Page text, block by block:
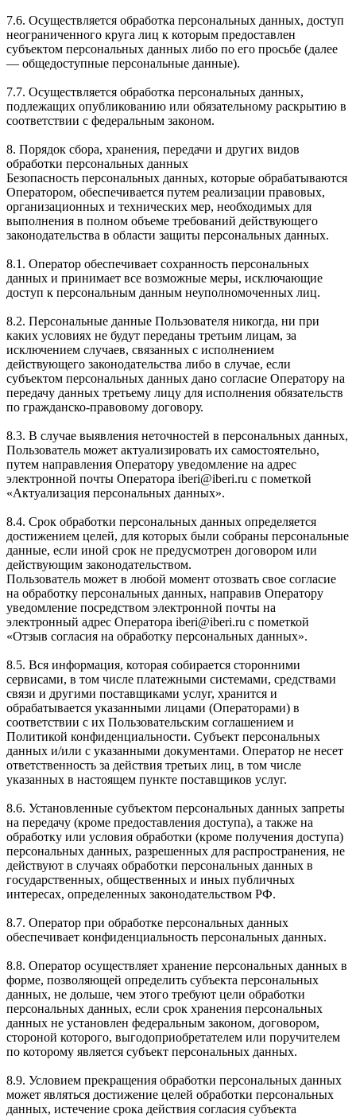
7.6. Осуществляется обработка персональных данных, доступ
неограниченного круга лиц к которым предоставлен
субъектом персональных данных либо по его просьбе (далее
— общедоступные персональные данные).
7.7. Осуществляется обработка персональных данных,
подлежащих опубликованию или обязательному раскрытию в
соответствии с федеральным законом.
8. Порядок сбора, хранения, передачи и других видов
обработки персональных данных
Безопасность персональных данных, которые обрабатываются
Оператором, обеспечивается путем реализации правовых,
организационных и технических мер, необходимых для
выполнения в полном объеме требований действующего
законодательства в области защиты персональных данных.
8.1. Оператор обеспечивает сохранность персональных
данных и принимает все возможные меры, исключающие
доступ к персональным данным неуполномоченных лиц.
8.2. Персональные данные Пользователя никогда, ни при
каких условиях не будут переданы третьим лицам, за
исключением случаев, связанных с исполнением
действующего законодательства либо в случае, если
субъектом персональных данных дано согласие Оператору на
передачу данных третьему лицу для исполнения обязательств
по гражданско-правовому договору.
8.3. В случае выявления неточностей в персональных данных,
Пользователь может актуализировать их самостоятельно,
путем направления Оператору уведомление на адрес
электронной почты Оператора iberi@iberi.ru с пометкой
«Актуализация персональных данных».
8.4. Срок обработки персональных данных определяется
достижением целей, для которых были собраны персональные
данные, если иной срок не предусмотрен договором или
действующим законодательством.
Пользователь может в любой момент отозвать свое согласие
на обработку персональных данных, направив Оператору
уведомление посредством электронной почты на
электронный адрес Оператора iberi@iberi.ru с пометкой
«Отзыв согласия на обработку персональных данных».
8.5. Вся информация, которая собирается сторонними
сервисами, в том числе платежными системами, средствами
связи и другими поставщиками услуг, хранится и
обрабатывается указанными лицами (Операторами) в
соответствии с их Пользовательским соглашением и
Политикой конфиденциальности. Субъект персональных
данных и/или с указанными документами. Оператор не несет
ответственность за действия третьих лиц, в том числе
указанных в настоящем пункте поставщиков услуг.
8.6. Установленные субъектом персональных данных запреты
на передачу (кроме предоставления доступа), а также на
обработку или условия обработки (кроме получения доступа)
персональных данных, разрешенных для распространения, не
действуют в случаях обработки персональных данных в
государственных, общественных и иных публичных
интересах, определенных законодательством РФ.
8.7. Оператор при обработке персональных данных
обеспечивает конфиденциальность персональных данных.
8.8. Оператор осуществляет хранение персональных данных в
форме, позволяющей определить субъекта персональных
данных, не дольше, чем этого требуют цели обработки
персональных данных, если срок хранения персональных
данных не установлен федеральным законом, договором,
стороной которого, выгодоприобретателем или поручителем
по которому является субъект персональных данных.
8.9. Условием прекращения обработки персональных данных
может являться достижение целей обработки персональных
данных, истечение срока действия согласия субъекта